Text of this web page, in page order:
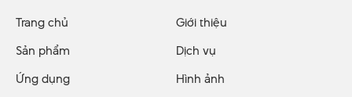
Trang chủ
Giới thiệu
Sản phẩm
Dịch vụ
Ứng dụng
Hình ảnh